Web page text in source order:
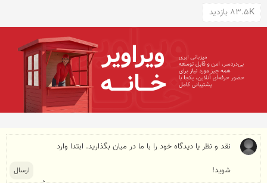
83.5K بازدید